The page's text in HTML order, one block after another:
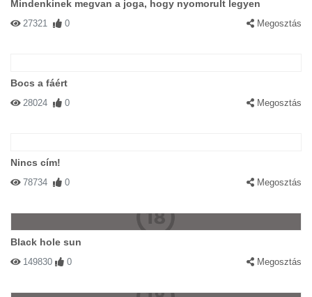
Mindenkinek megvan a joga, hogy nyomorult legyen
27321 0 Megosztás
Bocs a fáért
28024 0 Megosztás
Nincs cím!
78734 0 Megosztás
Black hole sun
149830 0 Megosztás